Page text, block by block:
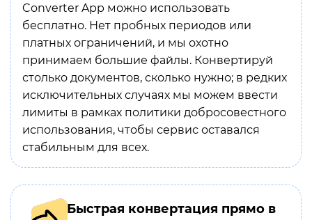
Converter App можно использовать
бесплатно. Нет пробных периодов или
платных ограничений, и мы охотно
принимаем большие файлы. Конвертируй
столько документов, сколько нужно; в редких
исключительных случаях мы можем ввести
лимиты в рамках политики добросовестного
использования, чтобы сервис оставался
стабильным для всех.
Быстрая конвертация прямо в